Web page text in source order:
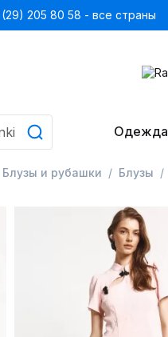
205 80 58 - все страны
Одежда
Блузы и рубашки Блузы